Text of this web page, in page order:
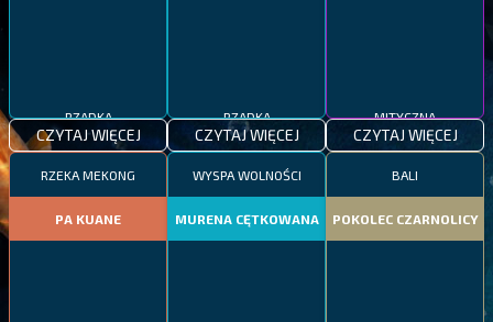
CZYTAJ WIĘCEJ CZYTAJ WIĘCEJ CZYTAJ WIĘCEJ
RZEKA MEKONG
PA KUANE
WYSPA WOLNOŚCI
MURENA CĘTKOWANA
BALI
POKOLEC CZARNOLICY